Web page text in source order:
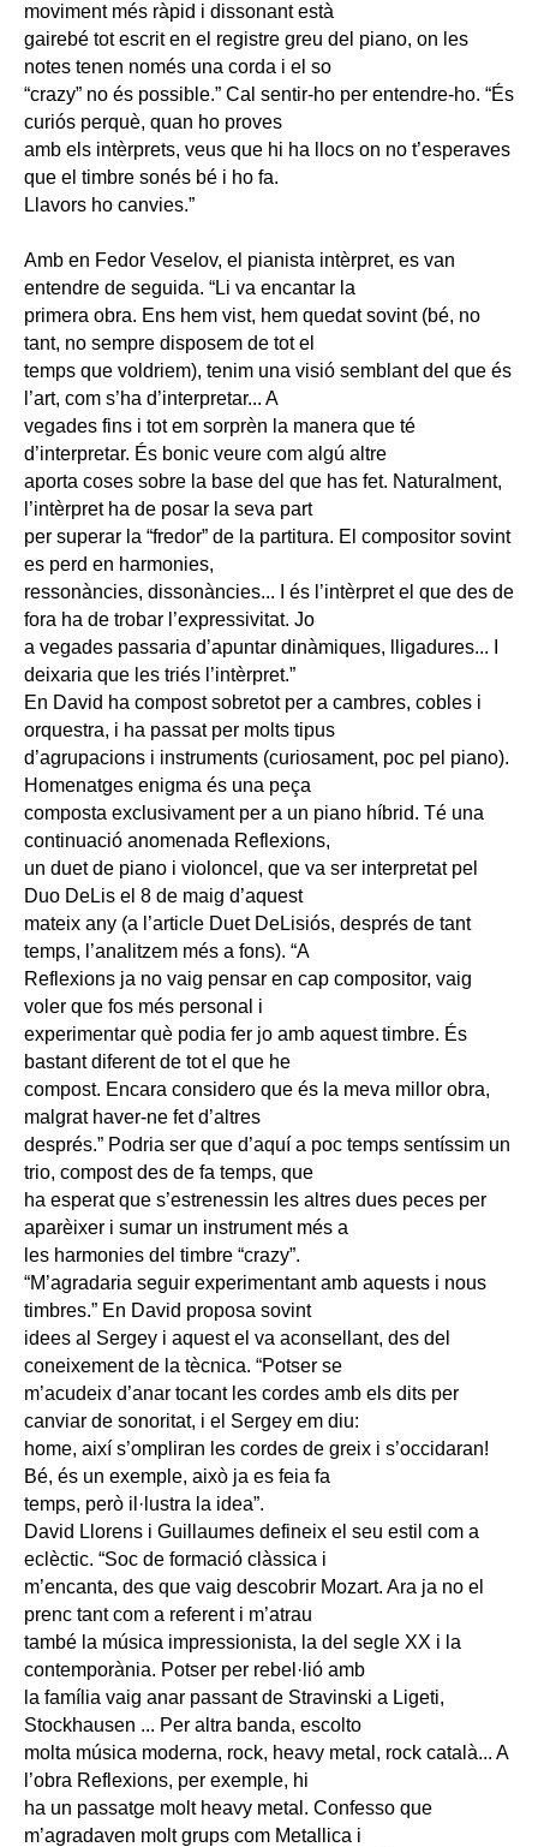
moviment més ràpid i dissonant està
gairebé tot escrit en el registre greu del piano, on les
notes tenen només una corda i el so
“crazy” no és possible.” Cal sentir-ho per entendre-ho. “És
curiós perquè, quan ho proves
amb els intèrprets, veus que hi ha llocs on no t’esperaves
que el timbre sonés bé i ho fa.
Llavors ho canvies.”
Amb en Fedor Veselov, el pianista intèrpret, es van
entendre de seguida. “Li va encantar la
primera obra. Ens hem vist, hem quedat sovint (bé, no
tant, no sempre disposem de tot el
temps que voldriem), tenim una visió semblant del que és
l’art, com s’ha d’interpretar... A
vegades fins i tot em sorprèn la manera que té
d’interpretar. És bonic veure com algú altre
aporta coses sobre la base del que has fet. Naturalment,
l’intèrpret ha de posar la seva part
per superar la “fredor” de la partitura. El compositor sovint
es perd en harmonies,
ressonàncies, dissonàncies... I és l’intèrpret el que des de
fora ha de trobar l’expressivitat. Jo
a vegades passaria d’apuntar dinàmiques, lligadures... I
deixaria que les triés l’intèrpret.”
En David ha compost sobretot per a cambres, cobles i
orquestra, i ha passat per molts tipus
d’agrupacions i instruments (curiosament, poc pel piano).
Homenatges enigma és una peça
composta exclusivament per a un piano híbrid. Té una
continuació anomenada Reflexions,
un duet de piano i violoncel, que va ser interpretat pel
Duo DeLis el 8 de maig d’aquest
mateix any (a l’article Duet DeLisiós, després de tant
temps, l’analitzem més a fons). “A
Reflexions ja no vaig pensar en cap compositor, vaig
voler que fos més personal i
experimentar què podia fer jo amb aquest timbre. És
bastant diferent de tot el que he
compost. Encara considero que és la meva millor obra,
malgrat haver-ne fet d’altres
després.” Podria ser que d’aquí a poc temps sentíssim un
trio, compost des de fa temps, que
ha esperat que s’estrenessin les altres dues peces per
aparèixer i sumar un instrument més a
les harmonies del timbre “crazy”.
“M’agradaria seguir experimentant amb aquests i nous
timbres.” En David proposa sovint
idees al Sergey i aquest el va aconsellant, des del
coneixement de la tècnica. “Potser se
m’acudeix d’anar tocant les cordes amb els dits per
canviar de sonoritat, i el Sergey em diu:
home, així s’ompliran les cordes de greix i s’occidaran!
Bé, és un exemple, això ja es feia fa
temps, però il·lustra la idea”.
David Llorens i Guillaumes defineix el seu estil com a
eclèctic. “Soc de formació clàssica i
m’encanta, des que vaig descobrir Mozart. Ara ja no el
prenc tant com a referent i m’atrau
també la música impressionista, la del segle XX i la
contemporània. Potser per rebel·lió amb
la família vaig anar passant de Stravinski a Ligeti,
Stockhausen ... Per altra banda, escolto
molta música moderna, rock, heavy metal, rock català... A
l’obra Reflexions, per exemple, hi
ha un passatge molt heavy metal. Confesso que
m’agradaven molt grups com Metallica i